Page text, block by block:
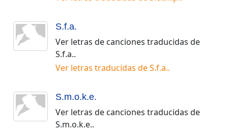
S.f.a.
Ver letras de canciones traducidas de
S.f.a..
Ver letras traducidas deS.f.a..
S.m.o.k.e.
Ver letras de canciones traducidas de
S.m.o.k.e..